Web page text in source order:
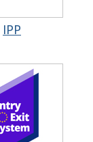
IPP